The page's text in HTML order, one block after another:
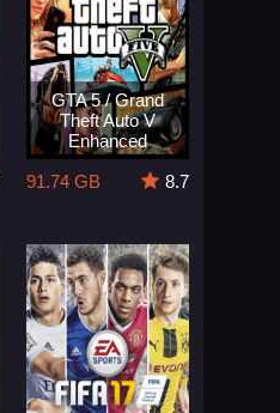
GTA 5 / Grand
Theft Auto V
Enhanced
91.74 GB
8.7